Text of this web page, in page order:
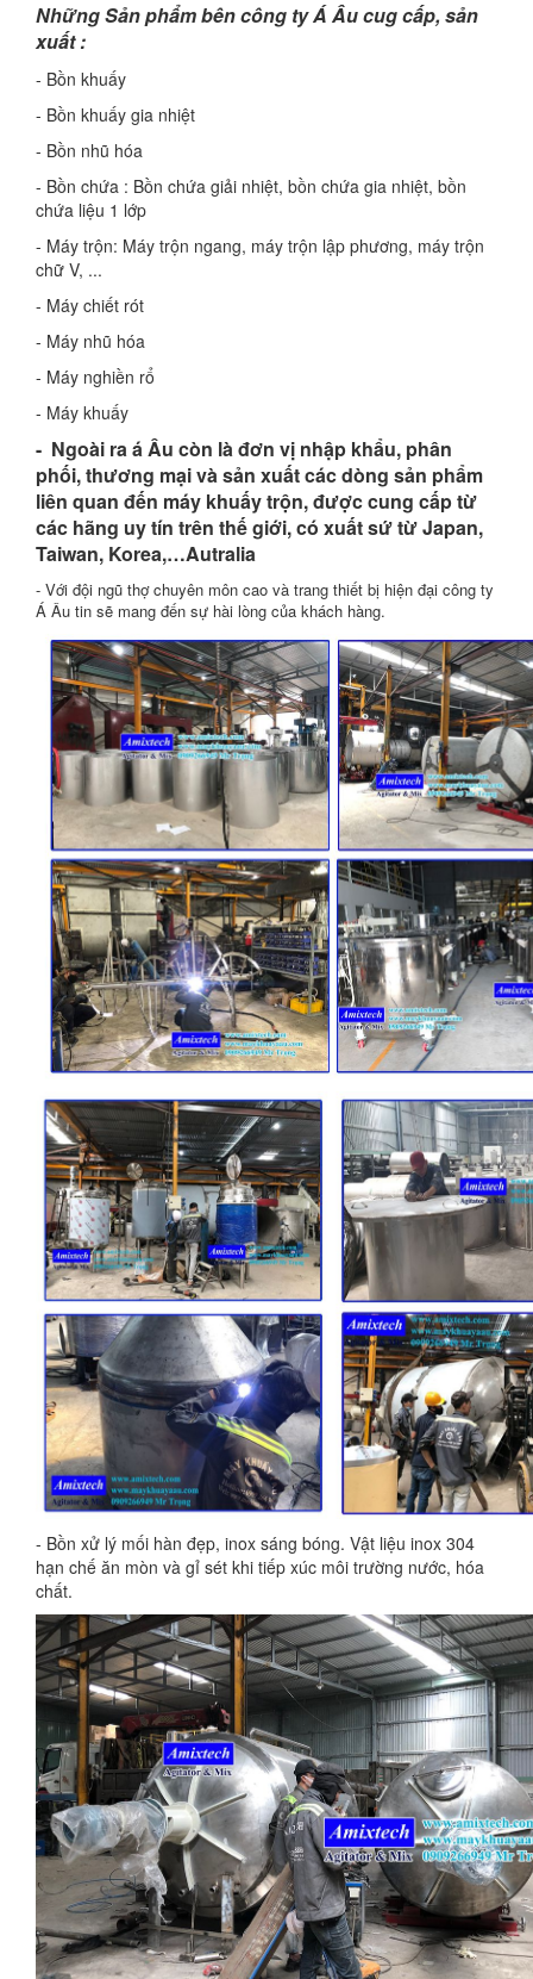
Những Sản phẩm bên công ty Á Âu cug cấp, sản
xuất :
- Bồn khuấy
- Bồn khuấy gia nhiệt
- Bồn nhũ hóa
- Bồn chứa : Bồn chứa giải nhiệt, bồn chứa gia nhiệt, bồn
chứa liệu 1 lớp
- Máy trộn: Máy trộn ngang, máy trộn lập phương, máy trộn
chữ V, ...
- Máy chiết rót
- Máy nhũ hóa
- Máy nghiền rổ
- Máy khuấy
- Ngoài ra á Âu còn là đơn vị nhập khẩu, phân
phối, thương mại và sản xuất các dòng sản phẩm
liên quan đến máy khuấy trộn, được cung cấp từ
các hãng uy tín trên thế giới, có xuất sứ từ Japan,
Taiwan, Korea,…Autralia
- Với đội ngũ thợ chuyên môn cao và trang thiết bị hiện đại công ty
Á Âu tin sẽ mang đến sự hài lòng của khách hàng.
- Bồn xử lý mối hàn đẹp, inox sáng bóng. Vật liệu inox 304
hạn chế ăn mòn và gỉ sét khi tiếp xúc môi trường nước, hóa
chất.